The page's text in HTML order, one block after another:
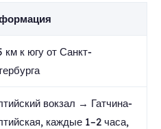
км к югу от Санкт-
вокзал → Гатчина-
каждые 1–2 часа,